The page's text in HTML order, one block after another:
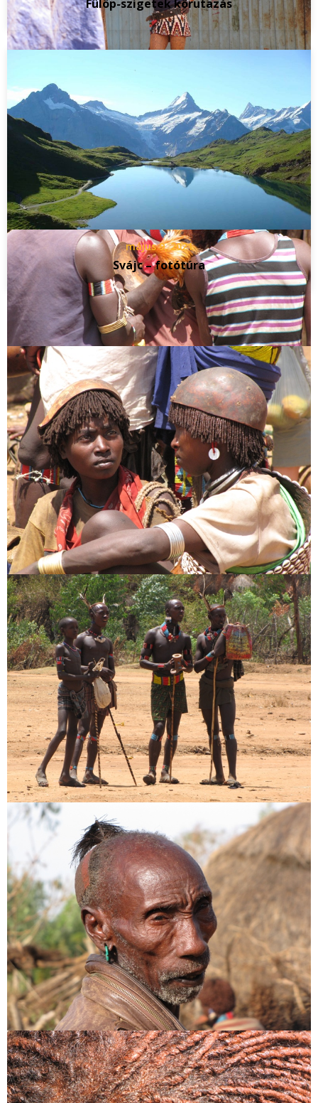
Fülöp-szigetek körutazás
május 9, 2021
Svájc – fotótúra
Vélemény, hozzászólás?
Az e-mail címet nem tesszük közzé. A kötelező mezőket*
karakterrel jelöltük
Hozzászólás*
Név*
E-mail cím *
Honlap
A nevem, e-mail címem, és weboldalcímem mentése a
böngészőben a következő hozzászólásomhoz.
Are you human? Please solve:
CAPTCHA Kód
*